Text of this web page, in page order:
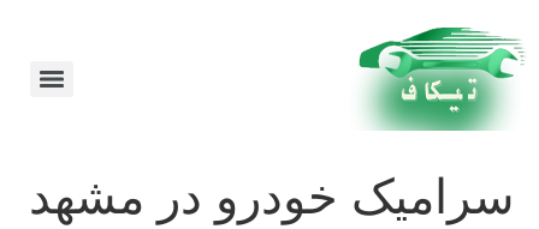
سرامیک خودرو در مشهد